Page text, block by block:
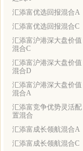
汇添富优选回报混合A
汇添富优选回报混合C
汇添富沪港深大盘价值
混合C
汇添富沪港深大盘价值
混合D
汇添富沪港深大盘价值
混合A
汇添富竞争优势灵活配
置混合
汇添富成长领航混合A
汇添富成长领航混合C